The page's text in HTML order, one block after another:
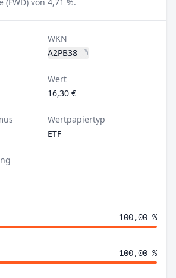
WKN
A2PB38
Wert
16,30 €
Wertpapiertyp
ETF
100,00 %
100,00 %